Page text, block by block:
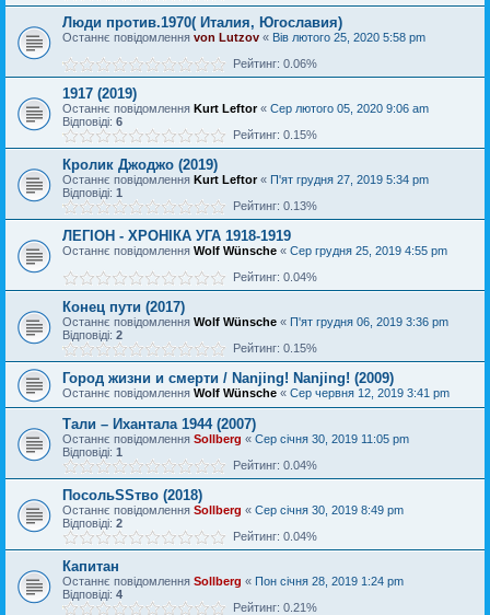
Люди против.1970( Италия, Югославия)
Останнє повідомлення von Lutzov « Вів лютого 25, 2020 5:58 pm
Рейтинг: 0.06%
1917 (2019)
Останнє повідомлення Kurt Leftor« Сер лютого 05, 2020 9:06 am
Відповіді: 6
Рейтинг: 0.15%
Кролик Джоджо (2019)
Останнє повідомлення Kurt Leftor« П'ят грудня 27, 2019 5:34 pm
Відповіді: 1
Рейтинг: 0.13%
ЛЕГІОН - ХРОНІКА УГА 1918-1919
Останнє повідомлення Wolf Wünsche « Сер грудня 25, 2019 4:55 pm
Рейтинг: 0.04%
Конец пути (2017)
Останнє повідомлення Wolf Wünsche « П'ят грудня 06, 2019 3:36 pm
Відповіді: 2
Рейтинг: 0.15%
Город жизни и смерти / Nanjing! Nanjing! (2009)
Останнє повідомлення Wolf Wünsche « Сер червня 12, 2019 3:41 pm
Тали – Ихантала 1944 (2007)
Останнє повідомлення Sollberg « Сер січня 30, 2019 11:05 pm
Відповіді: 1
Рейтинг: 0.04%
ПосольSSтво (2018)
Останнє повідомлення Sollberg « Сер січня 30, 2019 8:49 pm
Відповіді: 2
Рейтинг: 0.04%
Капитан
Останнє повідомлення Sollberg « Пон січня 28, 2019 1:24 pm
Відповіді: 4
Рейтинг: 0.21%